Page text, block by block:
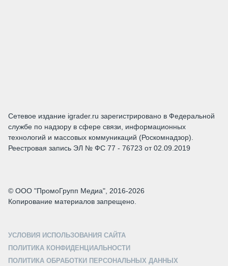
Сетевое издание igrader.ru зарегистрировано в Федеральной
службе по надзору в сфере связи, информационных
технологий и массовых коммуникаций (Роскомнадзор).
Реестровая запись ЭЛ № ФС 77 - 76723 от 02.09.2019
© ООО "ПромоГрупп Медиа", 2016-2026
Копирование материалов запрещено.
УСЛОВИЯ ИСПОЛЬЗОВАНИЯ САЙТА
ПОЛИТИКА КОНФИДЕНЦИАЛЬНОСТИ
ПОЛИТИКА ОБРАБОТКИ ПЕРСОНАЛЬНЫХ ДАННЫХ